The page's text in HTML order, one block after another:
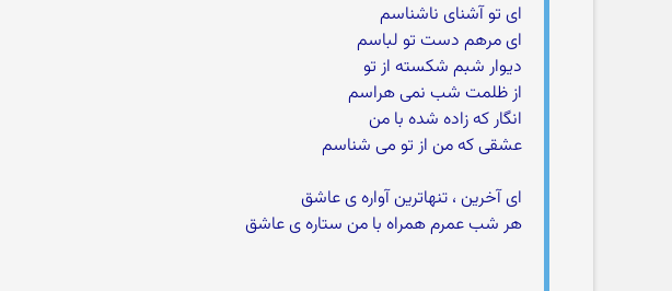
ای تو آشنای ناشناسم
ای مرهم دست تو لباسم
دیوار شبم شکسته از تو
از ظلمت شب نمی هراسم
انگار که زاده شده با من
عشقی که من از تو می شناسم
ای آخرین ، تنهاترین آواره ی عاشق
هر شب عمرم همراه با من ستاره ی عاشق